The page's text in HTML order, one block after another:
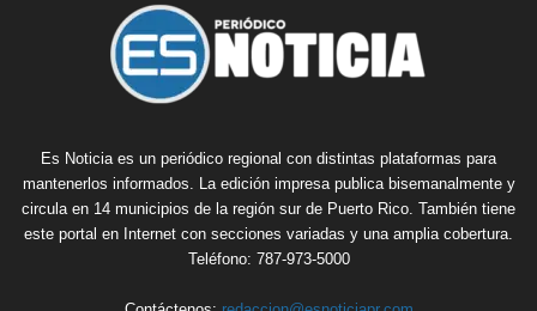
Es Noticia es un periódico regional con distintas plataformas para
mantenerlos informados. La edición impresa publica bisemanalmente y
circula en 14 municipios de la región sur de Puerto Rico. También tiene
este portal en Internet con secciones variadas y una amplia cobertura.
Teléfono: 787-973-5000